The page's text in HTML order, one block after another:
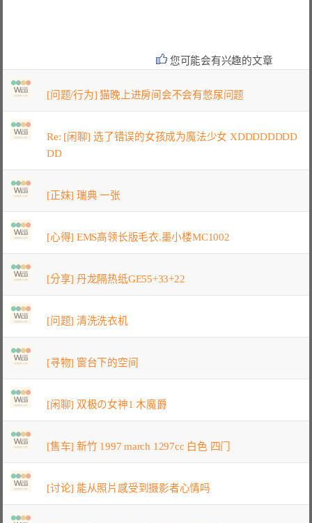
您可能会有兴趣的文章
[问题/行为] 猫晚上进房间会不会有憋尿问题
Re: [闲聊] 选了错误的女孩成为魔法少女 XDDDDDDDD
DD
[正妹] 瑞典 一张
[心得] EMS高领长版毛衣.墨小楼MC1002
[分享] 丹龙隔热纸GE55+33+22
[问题] 清洗洗衣机
[寻物] 窗台下的空间
[闲聊] 双极の女神1 木魔爵
[售车] 新竹 1997 march 1297cc 白色 四门
[讨论] 能从照片感受到摄影者心情吗